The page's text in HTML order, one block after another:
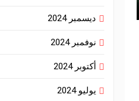
ديسمبر 2024
نوفمبر 2024
أكتوبر 2024
يوليو 2024